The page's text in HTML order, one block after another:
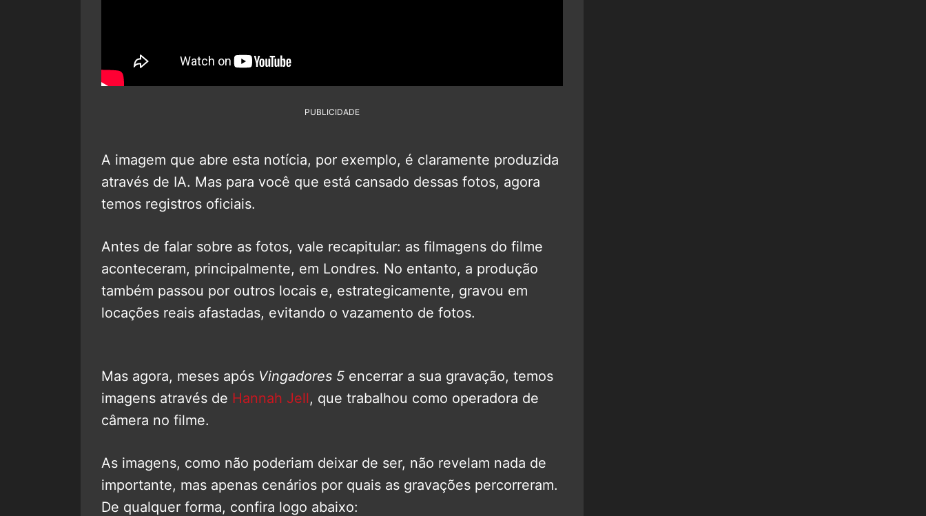
PUBLICIDADE
A imagem que abre esta notícia, por exemplo, é claramente produzida
através de IA. Mas para você que está cansado dessas fotos, agora
temos registros oficiais.
Antes de falar sobre as fotos, vale recapitular: as filmagens do filme
aconteceram, principalmente, em Londres. No entanto, a produção
também passou por outros locais e, estrategicamente, gravou em
locações reais afastadas, evitando o vazamento de fotos.
Mas agora, meses após Vingadores 5 encerrar a sua gravação, temos
imagens através de Hannah Jell, que trabalhou como operadora de
câmera no filme.
As imagens, como não poderiam deixar de ser, não revelam nada de
importante, mas apenas cenários por quais as gravações percorreram.
De qualquer forma, confira logo abaixo: